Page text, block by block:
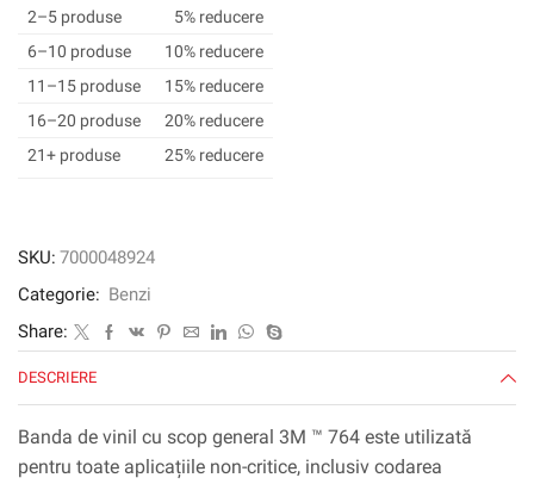
de
scop
general
3M
™
764,
x
m,
0,13
mm
2–5 produse
5% reducere
6–10 produse
10% reducere
11–15 produse
15% reducere
16–20 produse
20% reducere
21+ produse
25% reducere
SKU: 7000048924
Categorie: Benzi
Share:
DESCRIERE
Banda de vinil cu scop general 3M ™ 764 este utilizată
pentru toate aplicațiile non-critice, inclusiv codarea